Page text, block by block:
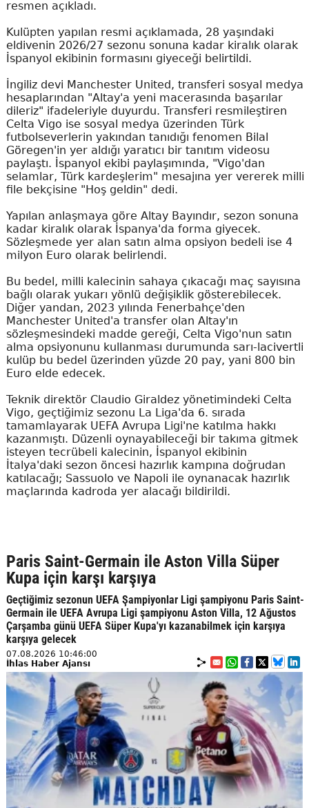
resmen açıkladı.
Kulüpten yapılan resmi açıklamada, 28 yaşındaki
eldivenin 2026/27 sezonu sonuna kadar kiralık olarak
İspanyol ekibinin formasını giyeceği belirtildi.
İngiliz devi Manchester United, transferi sosyal medya
hesaplarından "Altay'a yeni macerasında başarılar
dileriz" ifadeleriyle duyurdu. Transferi resmileştiren
Celta Vigo ise sosyal medya üzerinden Türk
futbolseverlerin yakından tanıdığı fenomen Bilal
Göregen'in yer aldığı yaratıcı bir tanıtım videosu
paylaştı. İspanyol ekibi paylaşımında, "Vigo'dan
selamlar, Türk kardeşlerim" mesajına yer vererek milli
file bekçisine "Hoş geldin" dedi.
Yapılan anlaşmaya göre Altay Bayındır, sezon sonuna
kadar kiralık olarak İspanya'da forma giyecek.
Sözleşmede yer alan satın alma opsiyon bedeli ise 4
milyon Euro olarak belirlendi.
Bu bedel, milli kalecinin sahaya çıkacağı maç sayısına
bağlı olarak yukarı yönlü değişiklik gösterebilecek.
Diğer yandan, 2023 yılında Fenerbahçe'den
Manchester United'a transfer olan Altay'ın
sözleşmesindeki madde gereği, Celta Vigo'nun satın
alma opsiyonunu kullanması durumunda sarı-lacivertli
kulüp bu bedel üzerinden yüzde 20 pay, yani 800 bin
Euro elde edecek.
Teknik direktör Claudio Giraldez yönetimindeki Celta
Vigo, geçtiğimiz sezonu La Liga'da 6. sırada
tamamlayarak UEFA Avrupa Ligi'ne katılma hakkı
kazanmıştı. Düzenli oynayabileceği bir takıma gitmek
isteyen tecrübeli kalecinin, İspanyol ekibinin
İtalya'daki sezon öncesi hazırlık kampına doğrudan
katılacağı; Sassuolo ve Napoli ile oynanacak hazırlık
maçlarında kadroda yer alacağı bildirildi.
Paris Saint-Germain ile Aston Villa Süper
Kupa için karşı karşıya
Geçtiğimiz sezonun UEFA Şampiyonlar Ligi şampiyonu Paris Saint-
Germain ile UEFA Avrupa Ligi şampiyonu Aston Villa, 12 Ağustos
Çarşamba günü UEFA Süper Kupa'yı kazanabilmek için karşıya
karşıya gelecek
07.08.2026 10:46:00
İhlas Haber Ajansı